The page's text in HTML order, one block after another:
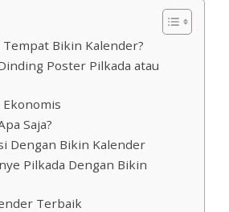
Bikin Kalender?
Poster Pilkada atau
Saja?
Dengan Bikin Kalender
Pilkada Dengan Bikin
Terbaik